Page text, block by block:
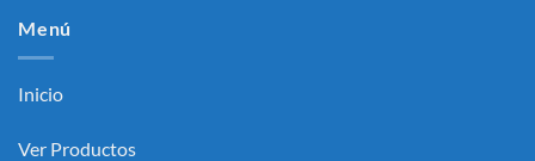
Menú
Inicio
Ver Productos